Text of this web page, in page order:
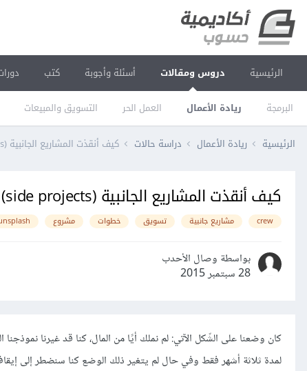
الرئيسية دروس ومقالات
البرمجة ريادة الأعمال العمل الحر التسويق والمبيعات
أسئلة وأجوبة كتب
الرئيسية ريادة الأعمال دراسة حالات كيف أنقذت المشاريع الجانبية (side projects) شركتنا الناشئة
كيف أنقذت المشاريع الجانبية (side projects) شركتنا الناشئة
crew مشاريع جانبية تسويق خطوات مشروع
بواسطة وصال الأحدب
28 سبتمبر 2015
كان وضعنا على الشّكل الآتي: لم نملك أيًا من المال، كنا قد غيرنا نموذجنا
لمدة ثلاثة أشهر فقط وفي حال لم يتغير ذلك الوضع كنا سنضطر إلى